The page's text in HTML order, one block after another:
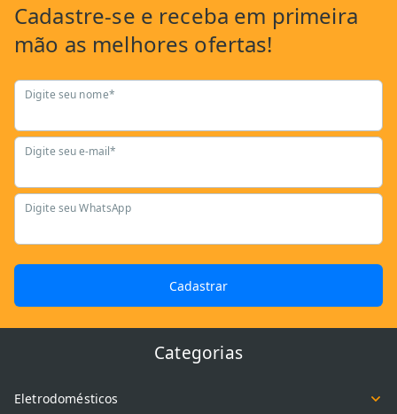
Cadastre-se e receba em primeira
mão as melhores ofertas!
Digite seu nome*
Digite seu e-mail*
Digite seu WhatsApp
Cadastrar
Categorias
Eletrodomésticos